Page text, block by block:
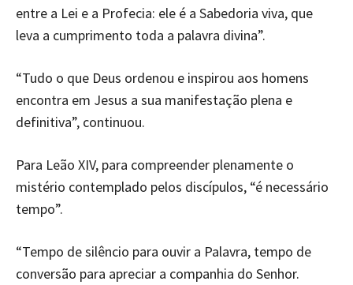
entre a Lei e a Profecia: ele é a Sabedoria viva, que
leva a cumprimento toda a palavra divina”.
“Tudo o que Deus ordenou e inspirou aos homens
encontra em Jesus a sua manifestação plena e
definitiva”, continuou.
Para Leão XIV, para compreender plenamente o
mistério contemplado pelos discípulos, “é necessário
tempo”.
“Tempo de silêncio para ouvir a Palavra, tempo de
conversão para apreciar a companhia do Senhor.